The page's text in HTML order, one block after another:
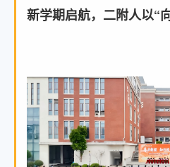
新学期启航，二附人以“